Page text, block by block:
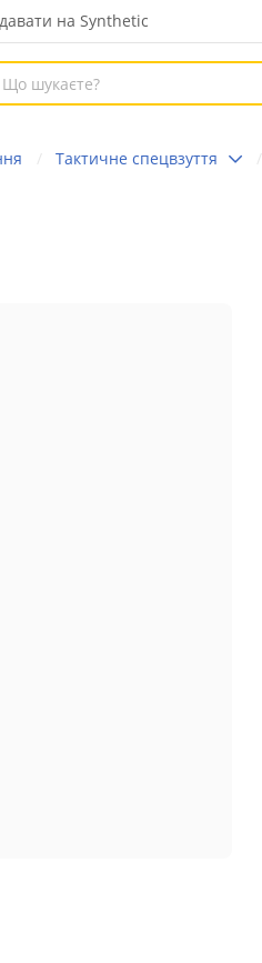
на Synthetic
Тактичне спецвзуття